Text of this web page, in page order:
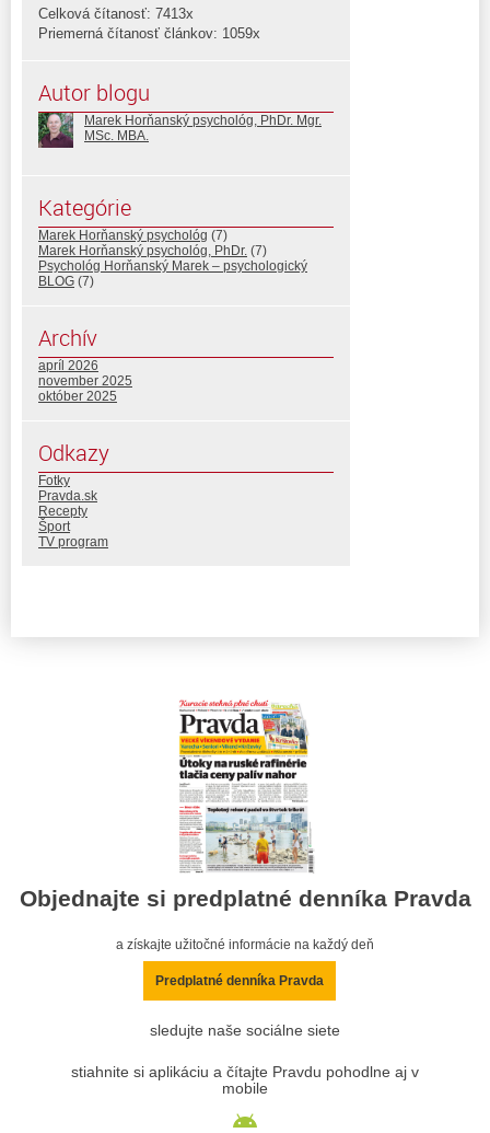
Celková čítanosť: 7413x
Priemerná čítanosť článkov: 1059x
Autor blogu
Marek Horňanský psychológ, PhDr. Mgr.
MSc. MBA.
Kategórie
Marek Horňanský psychológ (7)
Marek Horňanský psychológ, PhDr. (7)
Psychológ Horňanský Marek – psychologický
BLOG (7)
Archív
apríl 2026
november 2025
október 2025
Odkazy
Fotky
Pravda.sk
Recepty
Šport
TV program
Objednajte si predplatné denníka Pravda
a získajte užitočné informácie na každý deň
Predplatné denníka Pravda
sledujte naše sociálne siete
stiahnite si aplikáciu a čítajte Pravdu pohodlne aj v
mobile